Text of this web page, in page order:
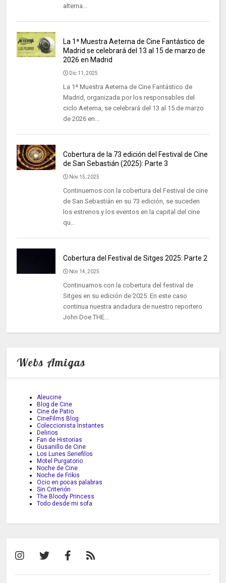
alterna...
La 1ª Muestra Aeterna de Cine Fantástico de
Madrid se celebrará del 13 al 15 de marzo de
2026 en Madrid
Dic 11, 2025
La 1ª Muestra Aeterna de Cine Fantástico de
Madrid, organizada por los responsables del
ciclo Aeterna, se celebrará del 13 al 15 de marzo
de 2026 en...
Cobertura de la 73 edición del Festival de Cine
de San Sebastián (2025): Parte 3
Nov 15, 2025
Continuemos con la cobertura del Festival de cine
de San Sebastián en su 73 edición, se suceden
los estrenos y los eventos en la capital del cine
qu...
Cobertura del Festival de Sitges 2025: Parte 2
Nov 14, 2025
Continuamos con la cobertura del festival de
Sitges en su edición de 2025. En este caso
continua nuestra andadura de nuestro reportero
John Doe.THE...
Webs Amigas
Aleucine
Blog de Cine
Cine de Patio
CineFilms Blog
Coleccionista Instantes
Delirios
Fan de Historias
Gusanillo de Cine
Los Lunes Seriefilos
Motel Purgatorio
Noche de Cine
Noche de Frikis
Ocio en pocas palabras
Sin Criterión
The Bloody Princess
Todo desde mi sofa